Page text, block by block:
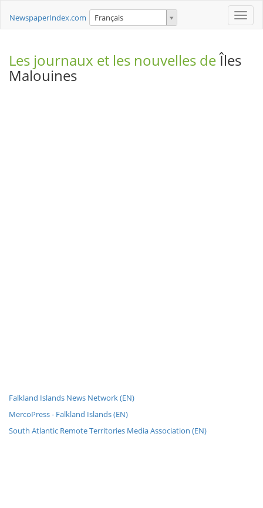
Toggle
NewspaperIndex.com Français
Les journaux et les nouvelles deÎles
Malouines
Falkland Islands News Network (EN)
MercoPress - Falkland Islands (EN)
South Atlantic Remote Territories Media Association (EN)